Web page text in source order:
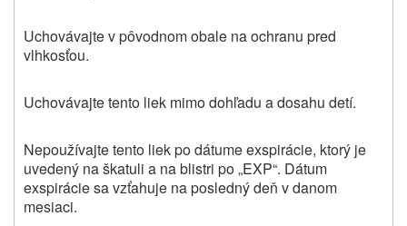
Uchovávajte v pôvodnom obale na ochranu pred
vlhkosťou.
Uchovávajte tento liek mimo dohľadu a dosahu detí.
Nepoužívajte tento liek po dátume exspirácie, ktorý je
uvedený na škatuli a na blistri po „EXP“. Dátum
exspirácie sa vzťahuje na posledný deň v danom
mesiaci.